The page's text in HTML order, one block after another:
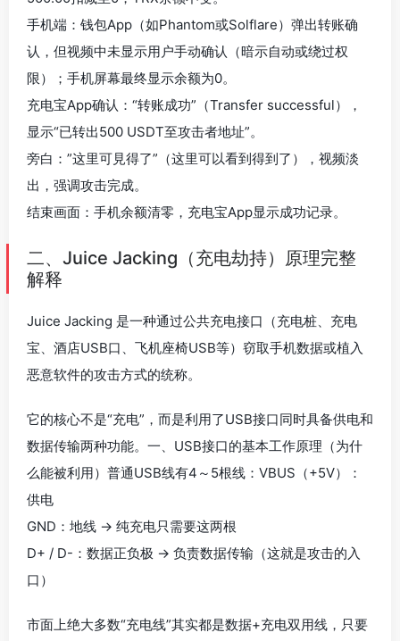
手机端：钱包App（如Phantom或Solflare）弹出转账确
认，但视频中未显示用户手动确认（暗示自动或绕过权
限）；手机屏幕最终显示余额为0。
充电宝App确认：“转账成功”（Transfer successful），
显示“已转出500 USDT至攻击者地址”。
旁白：”这里可見得了”（这里可以看到得到了），视频淡
出，强调攻击完成。
结束画面：手机余额清零，充电宝App显示成功记录。
二、Juice Jacking（充电劫持）原理完整
解释
Juice Jacking 是一种通过公共充电接口（充电桩、充电
宝、酒店USB口、飞机座椅USB等）窃取手机数据或植入
恶意软件的攻击方式的统称。
它的核心不是“充电”，而是利用了USB接口同时具备供电和
数据传输两种功能。一、USB接口的基本工作原理（为什
么能被利用）普通USB线有4～5根线：VBUS（+5V）：
供电
GND：地线 → 纯充电只需要这两根
D+ / D-：数据正负极 → 负责数据传输（这就是攻击的入
口）
市面上绝大多数“充电线”其实都是数据+充电双用线，只要